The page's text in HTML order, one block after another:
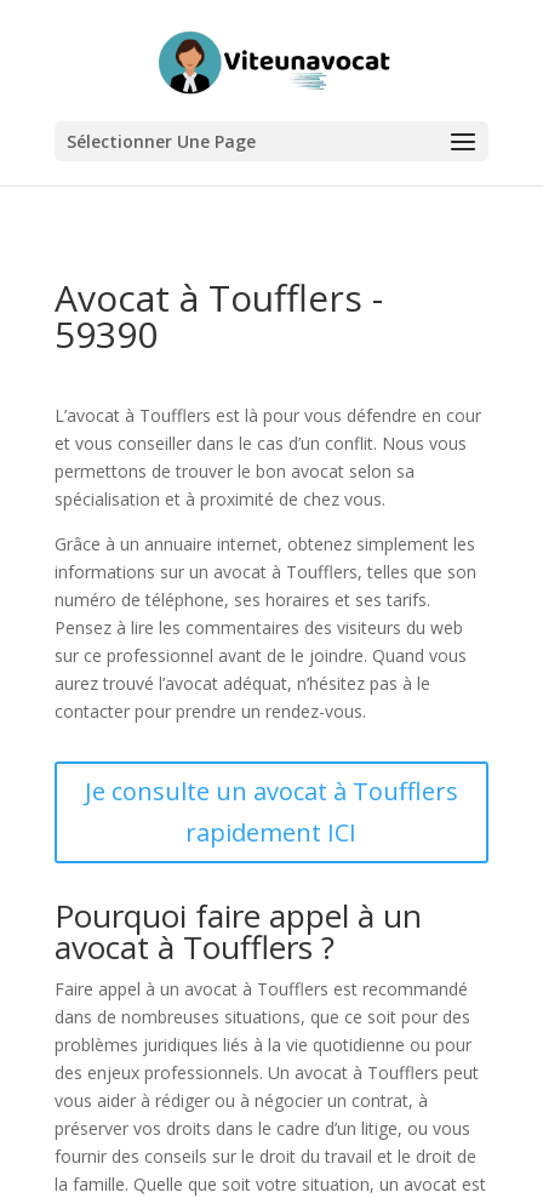
Sélectionner Une Page
Avocat à Toufflers -
59390
L’avocat à Toufflers est là pour vous défendre en cour
et vous conseiller dans le cas d’un conflit. Nous vous
permettons de trouver le bon avocat selon sa
spécialisation et à proximité de chez vous.
Grâce à un annuaire internet, obtenez simplement les
informations sur un avocat à Toufflers, telles que son
numéro de téléphone, ses horaires et ses tarifs.
Pensez à lire les commentaires des visiteurs du web
sur ce professionnel avant de le joindre. Quand vous
aurez trouvé l’avocat adéquat, n’hésitez pas à le
contacter pour prendre un rendez-vous.
Je consulte un avocat à Toufflers
rapidement ICI
Pourquoi faire appel à un
avocat à Toufflers ?
Faire appel à un avocat à Toufflers est recommandé
dans de nombreuses situations, que ce soit pour des
problèmes juridiques liés à la vie quotidienne ou pour
des enjeux professionnels. Un avocat à Toufflers peut
vous aider à rédiger ou à négocier un contrat, à
préserver vos droits dans le cadre d’un litige, ou vous
fournir des conseils sur le droit du travail et le droit de
la famille. Quelle que soit votre situation, un avocat est